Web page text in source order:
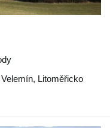
Velemín, Litoměřicko